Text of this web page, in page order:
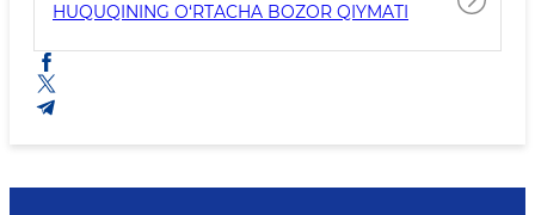
HUQUQINING O‘RTACHA BOZOR QIYMATI